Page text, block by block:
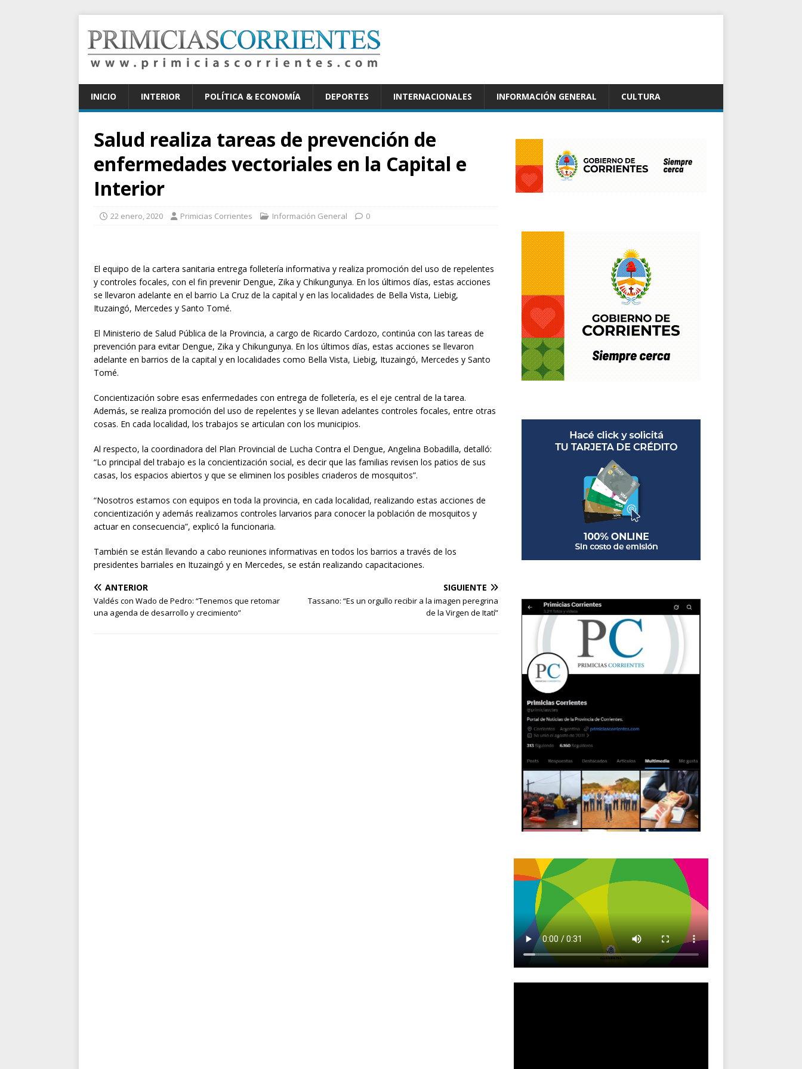
INICIO INTERIOR POLÍTICA & ECONOMÍA DEPORTES INTERNACIONALES INFORMACIÓN GENERAL CULTURA
Salud realiza tareas de prevención de
enfermedades vectoriales en la Capital e
Interior
22 enero, 2020 Primicias Corrientes Información General 0
El equipo de la cartera sanitaria entrega folletería informativa y realiza promoción del uso de repelentes
y controles focales, con el fin prevenir Dengue, Zika y Chikungunya. En los últimos días, estas acciones
se llevaron adelante en el barrio La Cruz de la capital y en las localidades de Bella Vista, Liebig,
Ituzaingó, Mercedes y Santo Tomé.
El Ministerio de Salud Pública de la Provincia, a cargo de Ricardo Cardozo, continúa con las tareas de
prevención para evitar Dengue, Zika y Chikungunya. En los últimos días, estas acciones se llevaron
adelante en barrios de la capital y en localidades como Bella Vista, Liebig, Ituzaingó, Mercedes y Santo
Tomé.
Concientización sobre esas enfermedades con entrega de folletería, es el eje central de la tarea.
Además, se realiza promoción del uso de repelentes y se llevan adelantes controles focales, entre otras
cosas. En cada localidad, los trabajos se articulan con los municipios.
Al respecto, la coordinadora del Plan Provincial de Lucha Contra el Dengue, Angelina Bobadilla, detalló:
“Lo principal del trabajo es la concientización social, es decir que las familias revisen los patios de sus
casas, los espacios abiertos y que se eliminen los posibles criaderos de mosquitos”.
“Nosotros estamos con equipos en toda la provincia, en cada localidad, realizando estas acciones de
concientización y además realizamos controles larvarios para conocer la población de mosquitos y
actuar en consecuencia”, explicó la funcionaria.
También se están llevando a cabo reuniones informativas en todos los barrios a través de los
presidentes barriales en Ituzaingó y en Mercedes, se están realizando capacitaciones.
ANTERIOR
Valdés con Wado de Pedro: “Tenemos que retomar
una agenda de desarrollo y crecimiento”
SIGUIENTE
Tassano: “Es un orgullo recibir a la imagen peregrina
de la Virgen de Itatí”